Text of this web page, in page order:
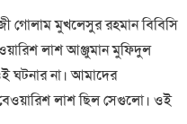
গোলাম মুখলেসুর রহমান বিবিসি
লাশ আঞ্জুমান মুফিদুল
ঘটনার না। আমাদের
লাশ ছিল সেগুলো। ওই